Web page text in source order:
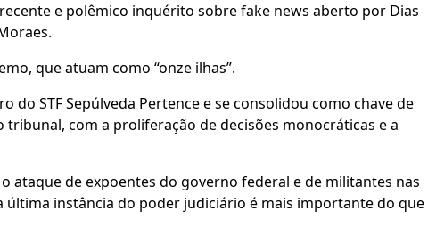
e polêmico inquérito sobre fake news aberto por Dias
que atuam como “onze ilhas”.
do STF Sepúlveda Pertence e se consolidou como chave de
com a proliferação de decisões monocráticas e a
ataque de expoentes do governo federal e de militantes nas
última instância do poder judiciário é mais importante do que